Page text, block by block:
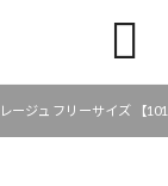

ージュ フリーサイズ 【